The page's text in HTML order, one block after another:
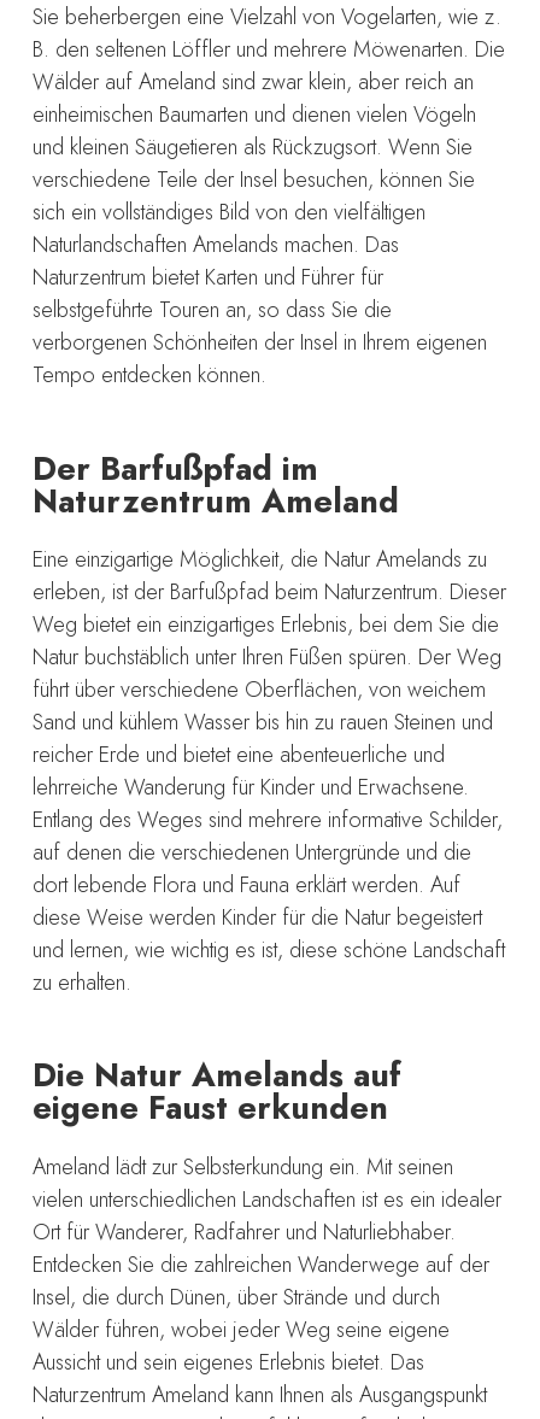
Sie beherbergen eine Vielzahl von Vogelarten, wie z.
B. den seltenen Löffler und mehrere Möwenarten. Die
Wälder auf Ameland sind zwar klein, aber reich an
einheimischen Baumarten und dienen vielen Vögeln
und kleinen Säugetieren als Rückzugsort. Wenn Sie
verschiedene Teile der Insel besuchen, können Sie
sich ein vollständiges Bild von den vielfältigen
Naturlandschaften Amelands machen. Das
Naturzentrum bietet Karten und Führer für
selbstgeführte Touren an, so dass Sie die
verborgenen Schönheiten der Insel in Ihrem eigenen
Tempo entdecken können.
Der Barfußpfad im
Naturzentrum Ameland
Eine einzigartige Möglichkeit, die Natur Amelands zu
erleben, ist der Barfußpfad beim Naturzentrum. Dieser
Weg bietet ein einzigartiges Erlebnis, bei dem Sie die
Natur buchstäblich unter Ihren Füßen spüren. Der Weg
führt über verschiedene Oberflächen, von weichem
Sand und kühlem Wasser bis hin zu rauen Steinen und
reicher Erde und bietet eine abenteuerliche und
lehrreiche Wanderung für Kinder und Erwachsene.
Entlang des Weges sind mehrere informative Schilder,
auf denen die verschiedenen Untergründe und die
dort lebende Flora und Fauna erklärt werden. Auf
diese Weise werden Kinder für die Natur begeistert
und lernen, wie wichtig es ist, diese schöne Landschaft
zu erhalten.
Die Natur Amelands auf
eigene Faust erkunden
Ameland lädt zur Selbsterkundung ein. Mit seinen
vielen unterschiedlichen Landschaften ist es ein idealer
Ort für Wanderer, Radfahrer und Naturliebhaber.
Entdecken Sie die zahlreichen Wanderwege auf der
Insel, die durch Dünen, über Strände und durch
Wälder führen, wobei jeder Weg seine eigene
Aussicht und sein eigenes Erlebnis bietet. Das
Naturzentrum Ameland kann Ihnen als Ausgangspunkt